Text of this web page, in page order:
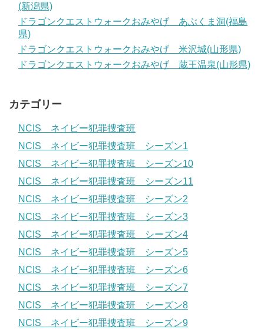
(新潟県)
ドラゴンクエストウォークおみやげ あぶくま洞(福島
県)
ドラゴンクエストウォークおみやげ 米沢城(山形県)
ドラゴンクエストウォークおみやげ 蔵王温泉(山形県)
カテゴリー
NCIS ネイビー犯罪捜査班
NCIS ネイビー犯罪捜査班 シーズン1
NCIS ネイビー犯罪捜査班 シーズン10
NCIS ネイビー犯罪捜査班 シーズン11
NCIS ネイビー犯罪捜査班 シーズン2
NCIS ネイビー犯罪捜査班 シーズン3
NCIS ネイビー犯罪捜査班 シーズン4
NCIS ネイビー犯罪捜査班 シーズン5
NCIS ネイビー犯罪捜査班 シーズン6
NCIS ネイビー犯罪捜査班 シーズン7
NCIS ネイビー犯罪捜査班 シーズン8
NCIS ネイビー犯罪捜査班 シーズン9